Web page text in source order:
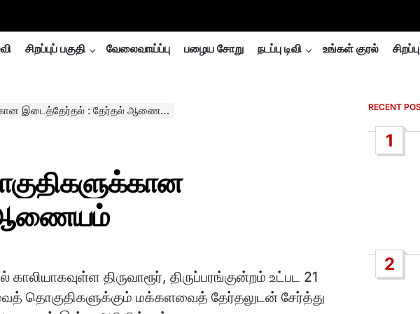
சிறப்புப் பகுதி வேலைவாய்ப்பு பழைய சோறு நடப்பு டிவி உங்கள் குரல்
இடைத்தேர்தல் : தேர்தல் ஆணையம்
ஆணையம்
காலியாகவுள்ள திருவாரூர், திருப்பரங்குன்றம் உட்பட 21
தொகுதிகளுக்கும் மக்களவைத் தேர்தலுடன் சேர்த்து
RECENT
1
2